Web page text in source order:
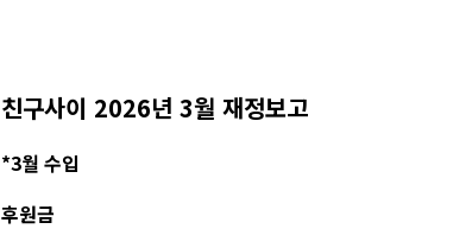
친구사이 2026년 3월 재정보고
*3월 수입
후원금